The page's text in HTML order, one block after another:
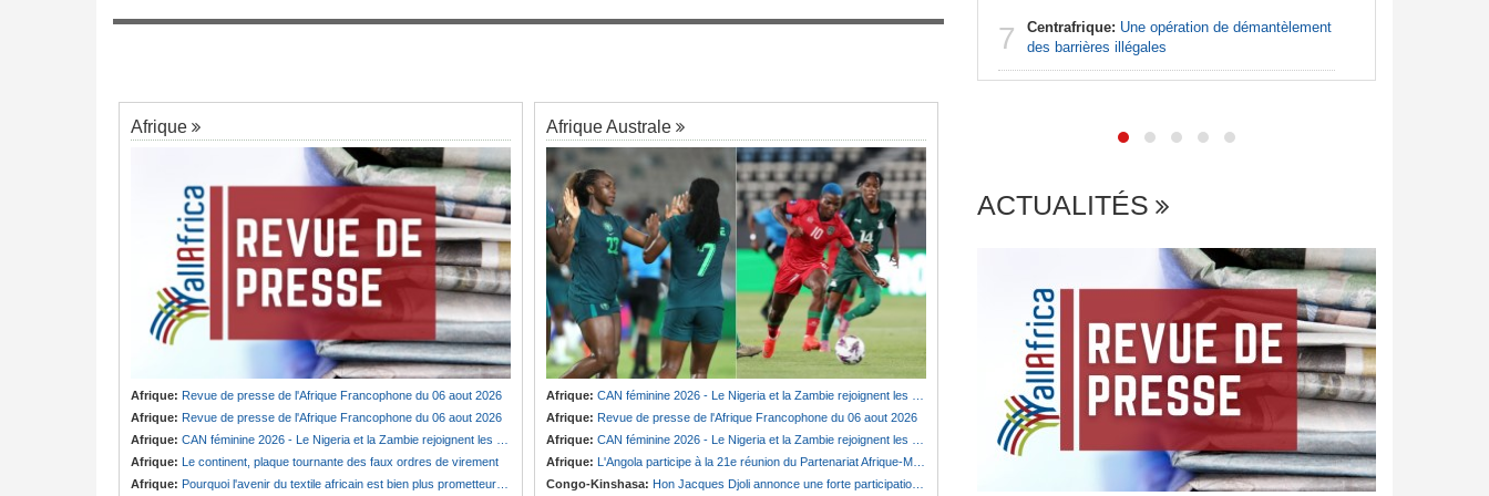
Afrique
Afrique: Revue de presse de l'Afrique Francophone du 06 aout 2026
Afrique: Revue de presse de l'Afrique Francophone du 06 aout 2026
Afrique: CAN féminine 2026 - Le Nigeria et la Zambie rejoignent les quarts de finale
Afrique: Le continent, plaque tournante des faux ordres de virement
Afrique: Pourquoi l'avenir du textile africain est bien plus prometteur que ne le laissent penser les chiffres
Afrique Australe
Afrique: CAN féminine 2026 - Le Nigeria et la Zambie rejoignent les quarts de finale
Afrique: Revue de presse de l'Afrique Francophone du 06 aout 2026
Afrique: CAN féminine 2026 - Le Nigeria et la Zambie rejoignent les quarts de finale
Afrique: L'Angola participe à la 21e réunion du Partenariat Afrique-Monde arabe au Caire
Congo-Kinshasa: Hon Jacques Djoli annonce une forte participation du pays à la Conférence des présidents de parlements à Midrand
Bénin:Patrice Talon prend la présidence du
7
la Commission bancaire lui retire la licence
7 Centrafrique: Une opération de démantèlement
des barrières illégales
ACTUALITÉS